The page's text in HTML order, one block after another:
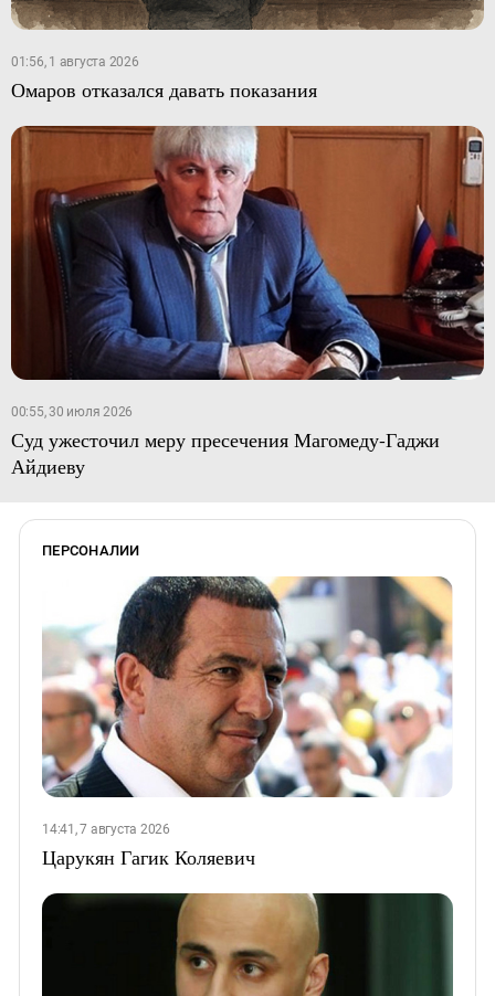
01:56, 1 августа 2026
Омаров отказался давать показания
00:55, 30 июля 2026
Суд ужесточил меру пресечения Магомеду-Гаджи
Айдиеву
ПЕРСОНАЛИИ
14:41, 7 августа 2026
Царукян Гагик Коляевич